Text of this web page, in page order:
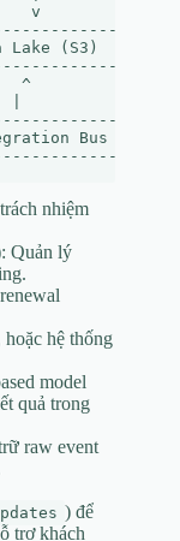
v
+   |
(S3)  |   |
+
^
|
+
Bus |---|
nhiệm
Quản lý
hệ thống
model
quả trong
raw event
) để
trợ khách